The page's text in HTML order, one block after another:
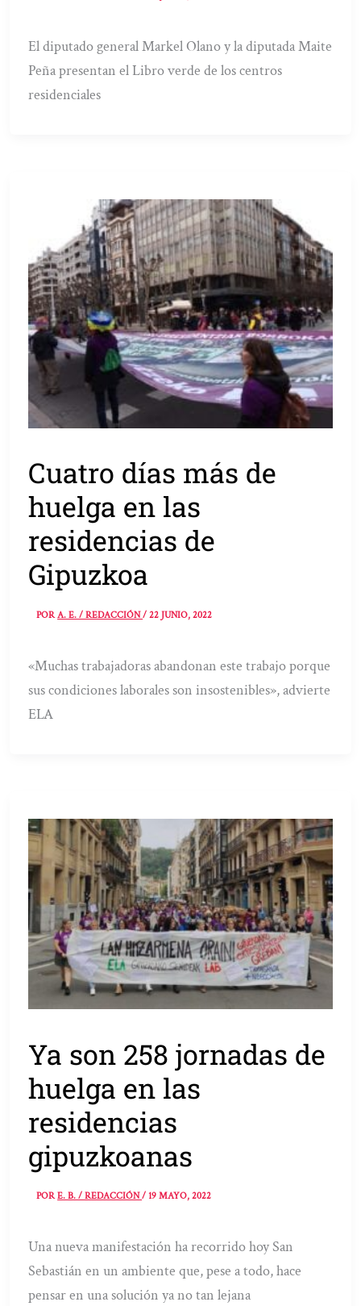
El diputado general Markel Olano y la diputada Maite
Peña presentan el Libro verde de los centros
residenciales
Cuatro días más de
huelga en las
residencias de
Gipuzkoa
PORA. E. / REDACCIÓN/22 JUNIO, 2022
«Muchas trabajadoras abandonan este trabajo porque
sus condiciones laborales son insostenibles», advierte
ELA
Ya son 258 jornadas de
huelga en las
residencias
gipuzkoanas
PORE. B. / REDACCIÓN/19 MAYO, 2022
Una nueva manifestación ha recorrido hoy San
Sebastián en un ambiente que, pese a todo, hace
pensar en una solución ya no tan lejana